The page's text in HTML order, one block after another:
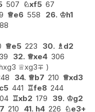
507 ♘xf5 67
♕e6 558 26. ♔h1
♕e5 223 30. ♗d2
39 32. ♕xe4 306
♕xg3∓
34. ♕b7 210 ♕xd3
c5 441 ♖fe8 244
♖xb2 179 39. ♔g2
210 41. h4 226 ♘e3+